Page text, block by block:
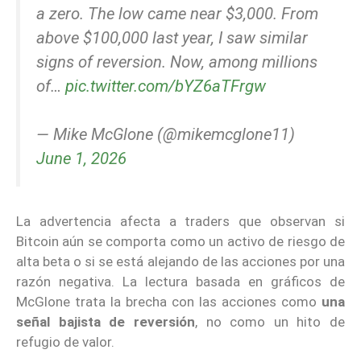
a zero. The low came near $3,000. From
above $100,000 last year, I saw similar
signs of reversion. Now, among millions
of… pic.twitter.com/bYZ6aTFrgw
— Mike McGlone (@mikemcglone11)
June 1, 2026
La advertencia afecta a traders que observan si
Bitcoin aún se comporta como un activo de riesgo de
alta beta o si se está alejando de las acciones por una
razón negativa. La lectura basada en gráficos de
McGlone trata la brecha con las acciones como una
señal bajista de reversión, no como un hito de
refugio de valor.